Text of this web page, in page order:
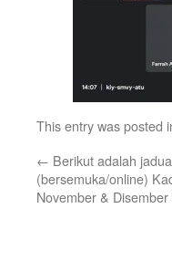
This entry was posted
← Berikut adalah
(bersemuka/online)
November & Disember